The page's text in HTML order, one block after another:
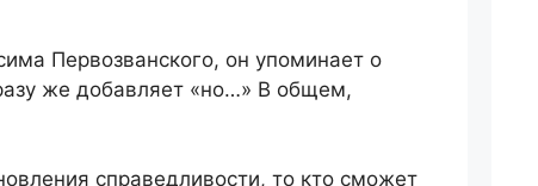
Первозванского, он упоминает о
же добавляет «но…» В общем,
справедливости, то кто сможет